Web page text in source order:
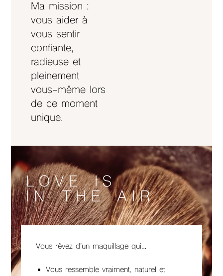
Ma mission :
vous aider à
vous sentir
confiante,
radieuse et
pleinement
vous-même lors
de ce moment
unique.
LOVE IS
IN THE AIR
Vous rêvez d’un maquillage qui…
Vous ressemble vraiment, naturel et